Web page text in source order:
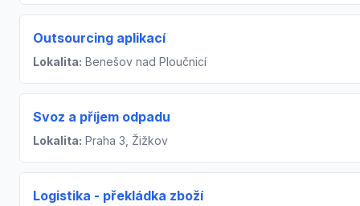
Outsourcing aplikací
Lokalita: Benešov nad Ploučnicí
Svoz a příjem odpadu
Lokalita: Praha 3, Žižkov
Logistika - překládka zboží